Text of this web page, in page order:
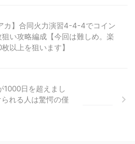
カ】合同火力演習4-4-4でコイン
狙い攻略編成【今回は難しめ。楽
以上を狙います】
1000日を超えまし
れる人は驚愕の僅